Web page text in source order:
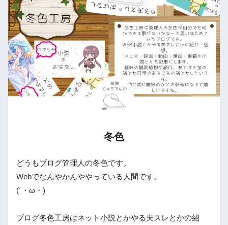
冬色
どうもブログ管理人の冬色です。
Webでなんやかんややっている人間です。
(´・ω・)
ブログ冬色工房はネット小説とかやる夫スレとかの紹